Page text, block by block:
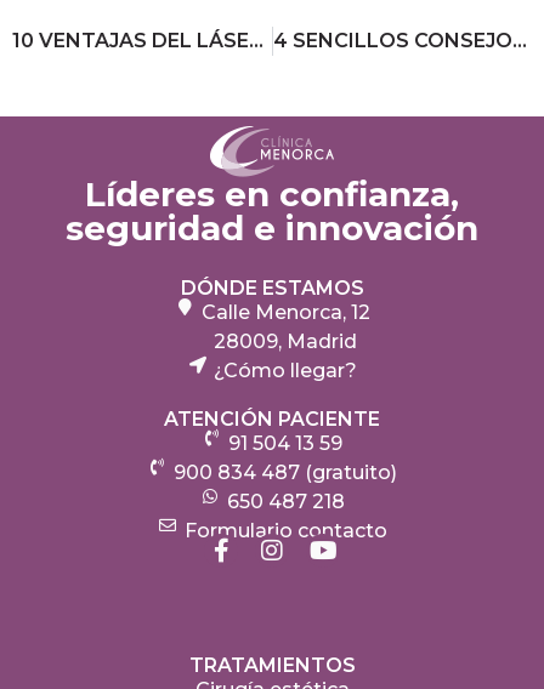
10 VENTAJAS DEL LÁSER SCULPSURE QUE TE SORPRENDERÁN 4 SENCILLOS CONSEJOS PARA PONERSE EN FORMA
Líderes en confianza,
seguridad e innovación
DÓNDE ESTAMOS
Calle Menorca, 12
28009, Madrid
¿Cómo llegar?
ATENCIÓN PACIENTE
91 504 13 59
900 834 487 (gratuito)
650 487 218
Formulario contacto
TRATAMIENTOS